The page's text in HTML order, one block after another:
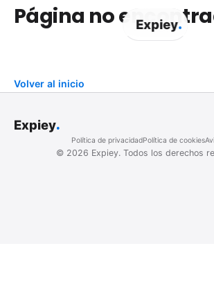
Expiey.
Página no
Volver al inicio
Expiey.
Política de privacidadPolítica de cookies
© 2026 Expiey. Todos los derechos